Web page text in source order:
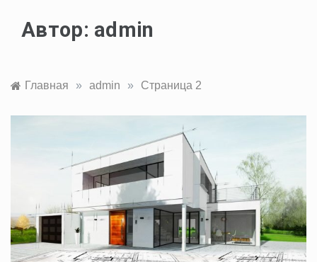
Автор: admin
Главная » admin » Страница 2